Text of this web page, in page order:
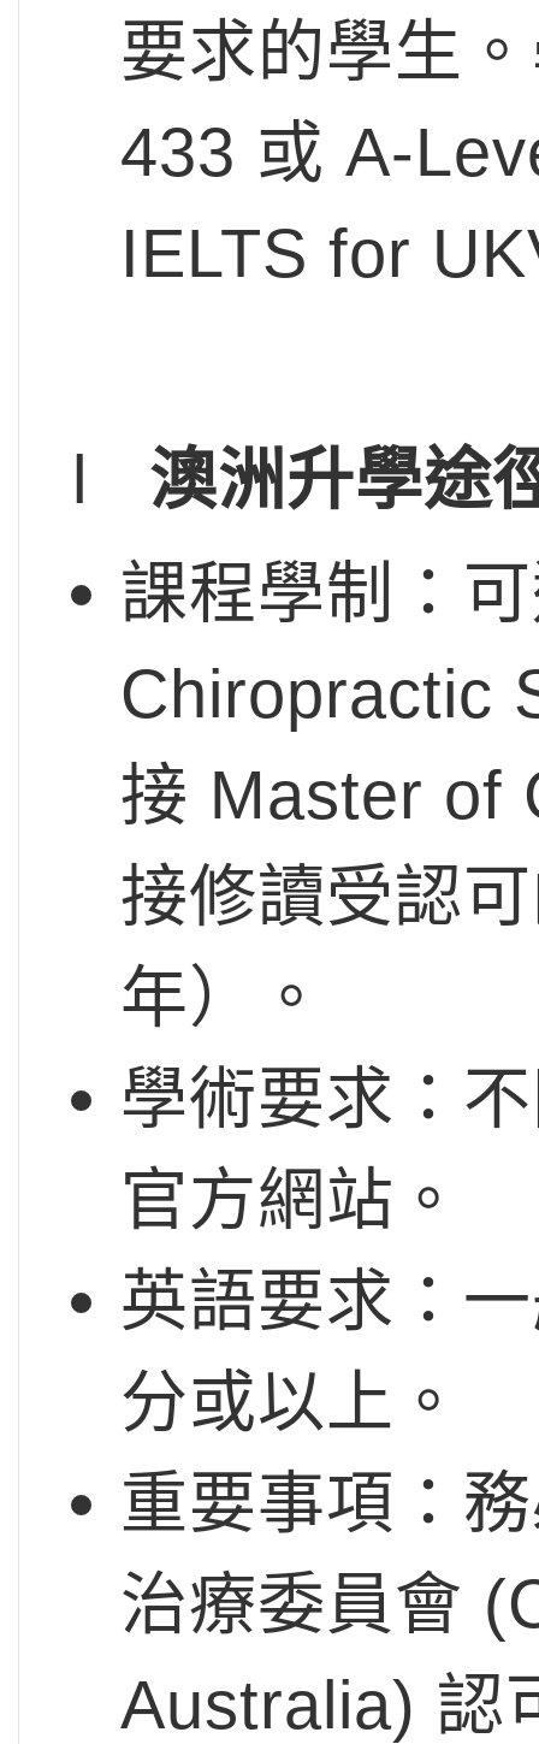
要求的學生
433 或 A-
IELTS for
l 澳洲升學途
課程學制：
Chiropractic
接 Master of
接修讀受認
年）。
學術要求：
官方網站。
英語要求：
分或以上。
重要事項：
治療委員會
Australia) 認